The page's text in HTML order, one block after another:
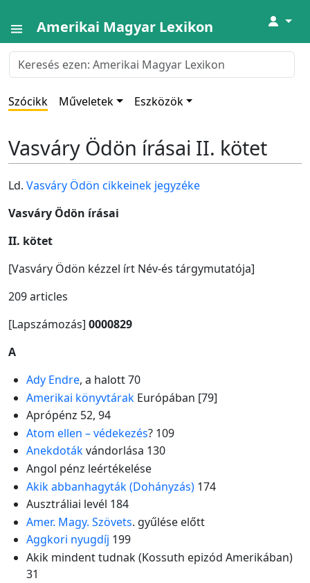
Amerikai Magyar Lexikon ↓
Szócikk Műveletek Eszközök
Vasváry Ödön írásai II. kötet
Ld. Vasváry Ödön cikkeinek jegyzéke
Vasváry Ödön írásai
II. kötet
[Vasváry Ödön kézzel írt Név-és tárgymutatója]
209 articles
[Lapszámozás] 0000829
A
Ady Endre, a halott 70
Amerikai könyvtárakEurópában [79]
Aprópénz 52, 94
Atom ellen – védekezés? 109
Anekdotákvándorlása 130
Angol pénz leértékelése
Akik abbanhagyták (Dohányzás)174
Ausztráliai levél 184
Amer. Magy. Szövets. gyűlése előtt
Aggkori nyugdíj 199
Akik mindent tudnak (Kossuth epizód Amerikában)
31